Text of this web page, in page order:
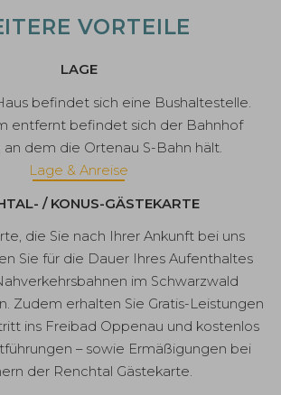
VORTEILE
LAGE
befindet sich eine Bushaltestelle.
entfernt befindet sich der Bahnhof
an dem die Ortenau S-Bahn hält.
Lage & Anreise
/ KONUS-GÄSTEKARTE
die Sie nach Ihrer Ankunft bei uns
Sie für die Dauer Ihres Aufenthaltes
im Schwarzwald
Zudem erhalten Sie Gratis-Leistungen
ins Freibad Oppenau und kostenlos
– sowie Ermäßigungen bei
der Renchtal Gästekarte.